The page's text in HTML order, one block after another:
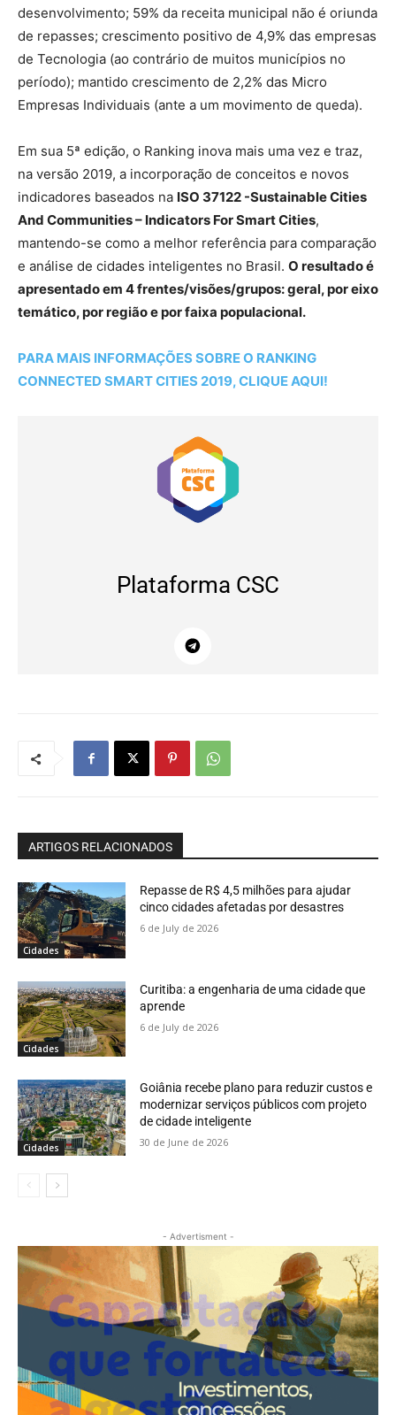
desenvolvimento; 59% da receita municipal não é oriunda
de repasses; crescimento positivo de 4,9% das empresas
de Tecnologia (ao contrário de muitos municípios no
período); mantido crescimento de 2,2% das Micro
Empresas Individuais (ante a um movimento de queda).
Em sua 5ª edição, o Ranking inova mais uma vez e traz,
na versão 2019, a incorporação de conceitos e novos
indicadores baseados na ISO 37122 -Sustainable Cities
And Communities – Indicators For Smart Cities,
mantendo-se como a melhor referência para comparação
e análise de cidades inteligentes no Brasil. O resultado é
apresentado em 4 frentes/visões/grupos: geral, por eixo
temático, por região e por faixa populacional.
PARA MAIS INFORMAÇÕES SOBRE O RANKING
CONNECTED SMART CITIES 2019, CLIQUE AQUI!
Plataforma CSC
ARTIGOS RELACIONADOS
Cidades
Repasse de R$ 4,5 milhões para ajudar
cinco cidades afetadas por desastres
6 de July de 2026
Cidades
Curitiba: a engenharia de uma cidade que
aprende
6 de July de 2026
Cidades
Goiânia recebe plano para reduzir custos e
modernizar serviços públicos com projeto
de cidade inteligente
30 de June de 2026
- Advertisment -